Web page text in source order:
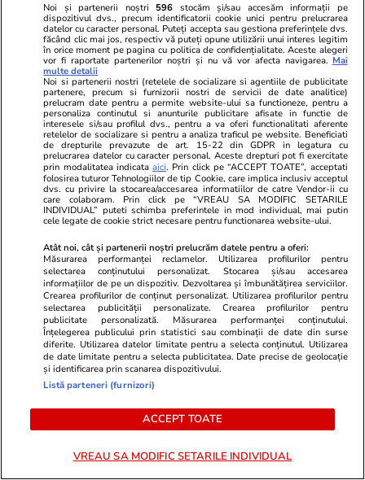
Elle.ro
A ținut secret faptul că este
însărcinată însă imaginile au ajuns
pe internet! Vedeta a fost
surprinsă pe stradă, iar burtica de
gravidă dovedește că va deveni în
Unica.ro
Mirabela
flancată de
aflat
de Apel
MONDEN
Stiri Mondene 19:00
5 Știri by Libertatea- Monden:
Andra și-a întâlnit idolii din
telenovele care au făcut istorie
la Acasă TV/Ilinca Vandici,
iubitul „secret”
Noi și partenerii noștri 596 stocăm și/sau accesăm informații pe
dispozitivul dvs., precum identificatorii cookie unici pentru prelucrarea
datelor cu caracter personal. Puteți accepta sau gestiona preferințele dvs.
făcând clic mai jos, respectiv vă puteți opune utilizării unui interes legitim
în orice moment pe pagina cu politica de confidențialitate. Aceste alegeri
vor fi raportate partenerilor noștri și nu vă vor afecta navigarea. Mai
multe detalii
Noi si partenerii nostri (retelele de socializare si agentiile de publicitate
partenere, precum si furnizorii nostri de servicii de date analitice)
prelucram date pentru a permite website-ului sa functioneze, pentru a
personaliza continutul si anunturile publicitare afisate in functie de
interesele si/sau profilul dvs., pentru a va oferi functionalitati aferente
retelelor de socializare si pentru a analiza traficul pe website. Beneficiati
de drepturile prevazute de art. 15-22 din GDPR in legatura cu
prelucrarea datelor cu caracter personal. Aceste drepturi pot fi exercitate
prin modalitatea indicataaici. Prin click pe “ACCEPT TOATE”, acceptati
folosirea tuturor Tehnologiilor de tip Cookie, care implica inclusiv acceptul
dvs. cu privire la stocarea/accesarea informatiilor de catre Vendor-ii cu
care colaboram. Prin click pe “VREAU SA MODIFIC SETARILE
INDIVIDUAL” puteti schimba preferintele in mod individual, mai putin
cele legate de cookie strict necesare pentru functionarea website-ului.
Atât noi, cât și partenerii noștri prelucrăm datele pentru a oferi:
Măsurarea performanței reclamelor. Utilizarea profilurilor pentru
selectarea conținutului personalizat. Stocarea și/sau accesarea
informațiilor de pe un dispozitiv. Dezvoltarea și îmbunătățirea serviciilor.
Crearea profilurilor de conținut personalizat. Utilizarea profilurilor pentru
selectarea publicității personalizate. Crearea profilurilor pentru
publicitate personalizată. Măsurarea performanței conținutului.
Înțelegerea publicului prin statistici sau combinații de date din surse
diferite. Utilizarea datelor limitate pentru a selecta conținutul. Utilizarea
de date limitate pentru a selecta publicitatea. Date precise de geolocație
și identificarea prin scanarea dispozitivului.
Listă parteneri (furnizori)
ACCEPT TOATE
VREAU SA MODIFIC SETARILE INDIVIDUAL